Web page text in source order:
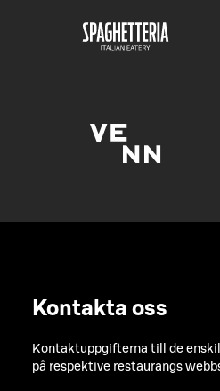
Kontakta oss
Kontaktuppgifterna till de
på respektive restaurangs